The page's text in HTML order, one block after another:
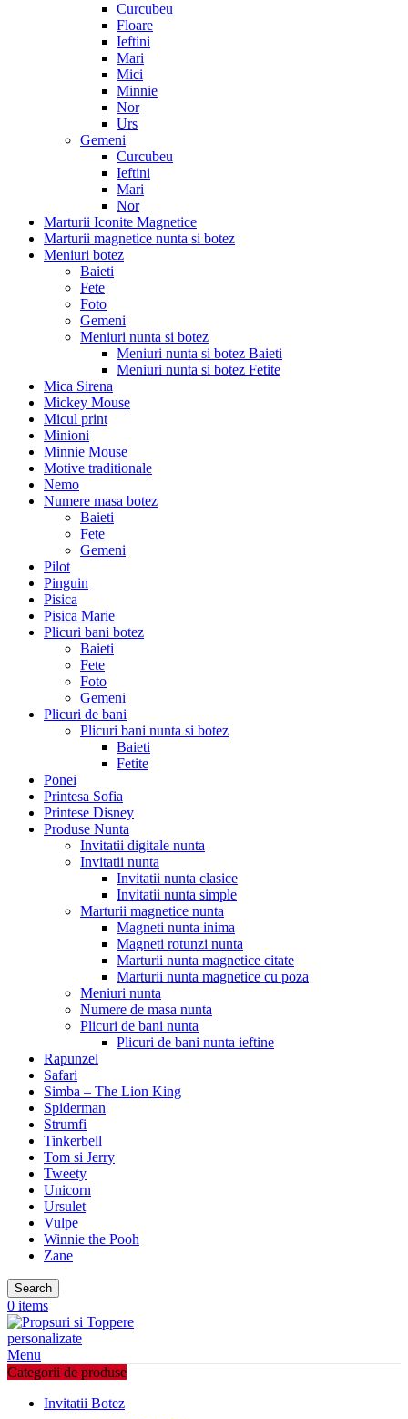
Curcubeu
Floare
Ieftini
Mari
Mici
Minnie
Nor
Urs
Gemeni
Curcubeu
Ieftini
Mari
Nor
Marturii Iconite Magnetice
Marturii magnetice nunta si botez
Meniuri botez
Baieti
Fete
Foto
Gemeni
Meniuri nunta si botez
Meniuri nunta si botez Baieti
Meniuri nunta si botez Fetite
Mica Sirena
Mickey Mouse
Micul print
Minioni
Minnie Mouse
Motive traditionale
Nemo
Numere masa botez
Baieti
Fete
Gemeni
Pilot
Pinguin
Pisica
Pisica Marie
Plicuri bani botez
Baieti
Fete
Foto
Gemeni
Plicuri de bani
Plicuri bani nunta si botez
Baieti
Fetite
Ponei
Printesa Sofia
Printese Disney
Produse Nunta
Invitatii digitale nunta
Invitatii nunta
Invitatii nunta clasice
Invitatii nunta simple
Marturii magnetice nunta
Magneti nunta inima
Magneti rotunzi nunta
Marturii nunta magnetice citate
Marturii nunta magnetice cu poza
Meniuri nunta
Numere de masa nunta
Plicuri de bani nunta
Plicuri de bani nunta ieftine
Rapunzel
Safari
Simba – The Lion King
Spiderman
Strumfi
Tinkerbell
Tom si Jerry
Tweety
Unicorn
Ursulet
Vulpe
Winnie the Pooh
Zane
Search
0 items
Menu
Categorii de produse
Invitatii Botez